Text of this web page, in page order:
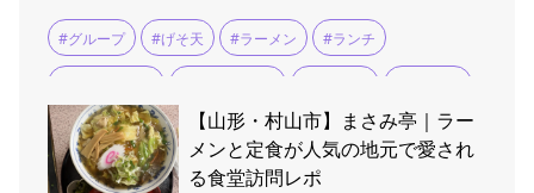
#グループ #げそ天 #ラーメン #ランチ
#東根温泉 #肉そば #駐車場広い
【山形・村山市】まさみ亭｜ラー
メンと定食が人気の地元で愛され
る食堂訪問レポ